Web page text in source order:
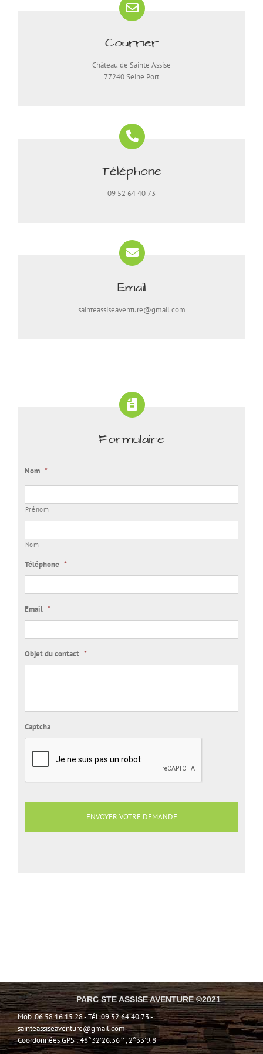
Courrier
Château de Sainte Assise
77240 Seine Port
Téléphone
09 52 64 40 73
Email
sainteassiseaventure@gmail.com
Formulaire
Nom *
Prénom
Nom
Téléphone *
Email *
Objet du contact *
Captcha
PARC STE ASSISE AVENTURE ©2021
Mob. 06 58 16 15 28 - Tél. 09 52 64 40 73 -
sainteassiseaventure@gmail.com
Coordonnées GPS : 48°32’26.36 ‘’ , 2°33’9.8’’